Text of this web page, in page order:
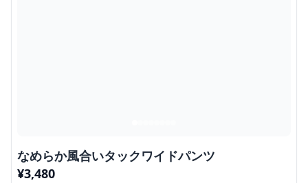
なめらか風合いタックワイドパンツ
¥3,480